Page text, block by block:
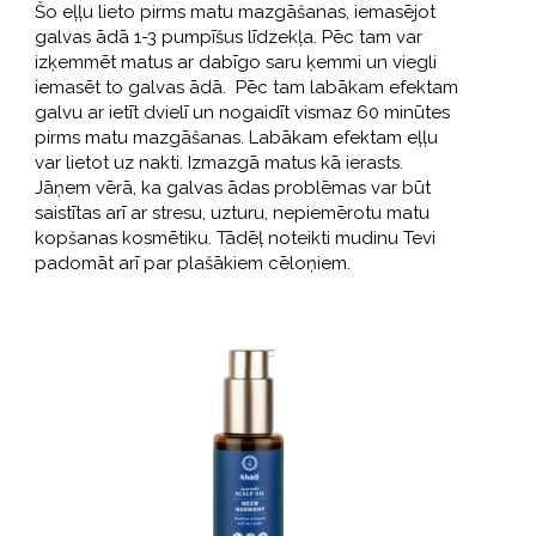
Šo eļļu lieto pirms matu mazgāšanas, iemasējot
galvas ādā 1-3 pumpīšus līdzekļa. Pēc tam var
izķemmēt matus ar dabīgo saru ķemmi un viegli
iemasēt to galvas ādā. Pēc tam labākam efektam
galvu ar ietīt dvielī un nogaidīt vismaz 60 minūtes
pirms matu mazgāšanas. Labākam efektam eļļu
var lietot uz nakti. Izmazgā matus kā ierasts.
Jāņem vērā, ka galvas ādas problēmas var būt
saistītas arī ar stresu, uzturu, nepiemērotu matu
kopšanas kosmētiku. Tādēļ noteikti mudinu Tevi
padomāt arī par plašākiem cēloņiem.